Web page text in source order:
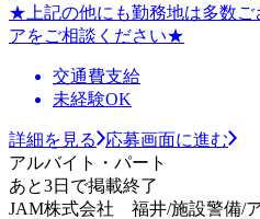
★上記の他にも勤務地は多数ご
アをご相談ください★
交通費支給
未経験OK
詳細を見る
応募画面に進む
アルバイト・パート
あと3日で掲載終了
JAM株式会社 福井/施設警備/ア